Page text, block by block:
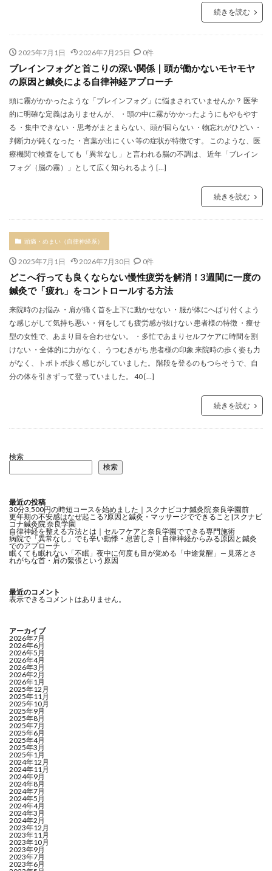
続きを読む
2025年7月1日 2026年7月25日 0件
ブレインフォグと首こりの深い関係｜頭が働かないモヤモヤ
の原因と鍼灸による自律神経アプローチ
頭に霧がかかったような「ブレインフォグ」に悩まされていませんか？ 医学
的に明確な定義はありませんが、 ・頭の中に霧がかかったようにもやもやす
る ・集中できない ・思考がまとまらない、頭が回らない ・物忘れがひどい ・
判断力が鈍くなった ・言葉が出にくい 等の症状が特徴です。 このような、医
療機関で検査をしても「異常なし」と言われる脳の不調は、 近年「ブレイン
フォグ（脳の霧）」として広く知られるよう […]
続きを読む
頭痛・めまい（自律神経系）
2025年7月1日 2026年7月30日 0件
どこへ行っても良くならない慢性疲労を解消！3週間に一度の
鍼灸で「疲れ」をコントロールする方法
来院時のお悩み ・肩が痛く首を上下に動かせない ・服が体にへばり付くよう
な感じがして気持ち悪い ・何をしても疲労感が抜けない 患者様の特徴 ・痩せ
型の女性で、あまり目を合わせない。 ・多忙であまりセルフケアに時間を割
けない ・全体的に力がなく、うつむきがち 患者様の印象 来院時の歩く姿も力
がなく、トボトボ歩く感じがしていました。 階段を登るのもつらそうで、自
分の体を引きずって登っていました。 40 […]
続きを読む
検索
検索
最近の投稿
30分3,500円の時短コースを始めました｜スクナビコナ鍼灸院 奈良学園前
更年期の不安感はなぜ起こる?原因と鍼灸・マッサージでできること|スクナビ
コナ鍼灸院 奈良学園
自律神経を整える方法とは｜セルフケアと奈良学園でできる専門施術
病院で「異常なし」でも辛い動悸・息苦しさ｜自律神経からみる原因と鍼灸
でのアプローチ
眠くても眠れない「不眠」夜中に何度も目が覚める「中途覚醒」— 見落とさ
れがちな首・肩の緊張という原因
最近のコメント
表示できるコメントはありません。
アーカイブ
2026年7月
2026年6月
2026年5月
2026年4月
2026年3月
2026年2月
2026年1月
2025年12月
2025年11月
2025年10月
2025年9月
2025年8月
2025年7月
2025年6月
2025年4月
2025年3月
2025年1月
2024年12月
2024年11月
2024年9月
2024年8月
2024年7月
2024年5月
2024年4月
2024年3月
2024年2月
2023年12月
2023年11月
2023年10月
2023年9月
2023年7月
2023年6月